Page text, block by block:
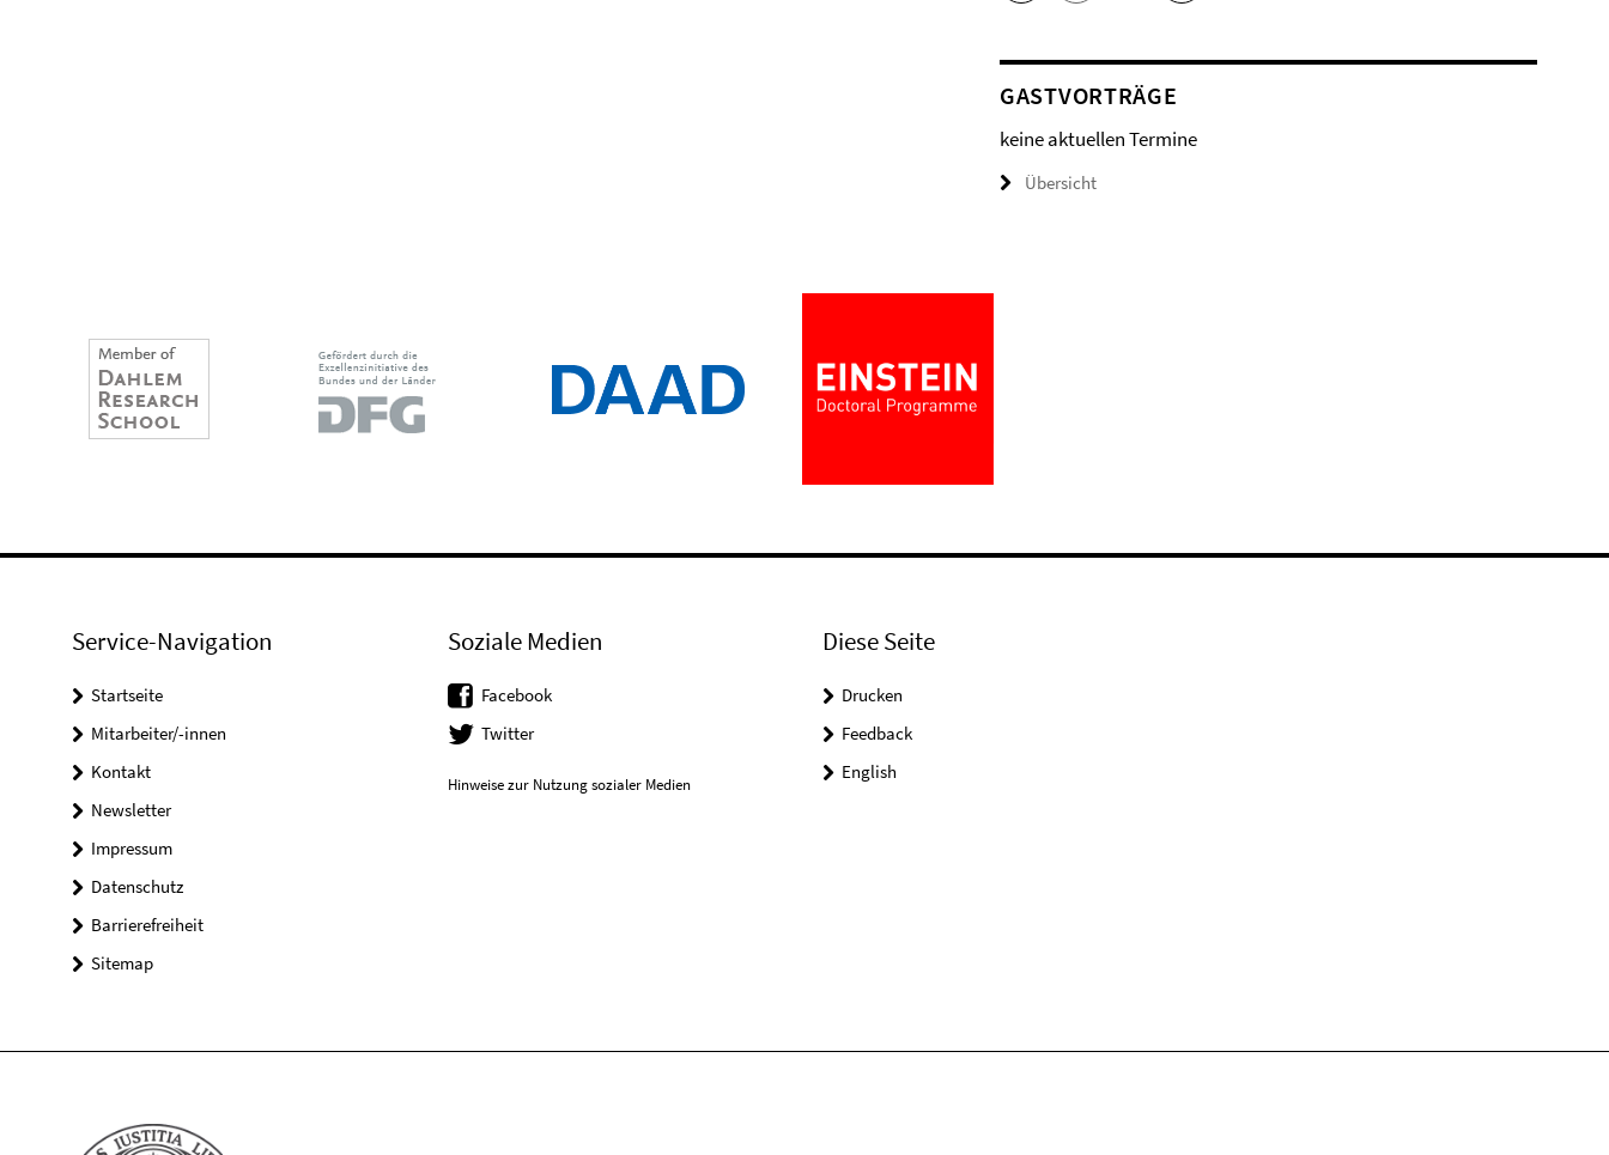
GASTVORTRÄGE
keine aktuellen Termine
Übersicht
Service-Navigation
Startseite
Mitarbeiter/-innen
Kontakt
Newsletter
Impressum
Datenschutz
Barrierefreiheit
Sitemap
Soziale Medien
Facebook
Twitter
Hinweise zur Nutzung sozialer Medien
Diese Seite
Drucken
Feedback
English